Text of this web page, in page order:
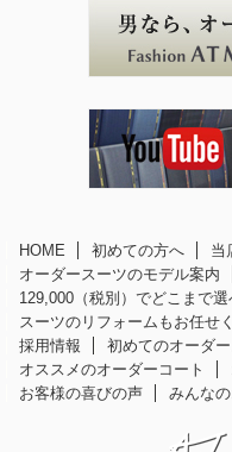
HOME 初めての方へ 当
オーダースーツのモデル案内
129,000（税別）でどこまで選
スーツのリフォームもお任せ
採用情報
初めてのオーダ
オススメのオーダーコート
お客様の喜びの声
みんな